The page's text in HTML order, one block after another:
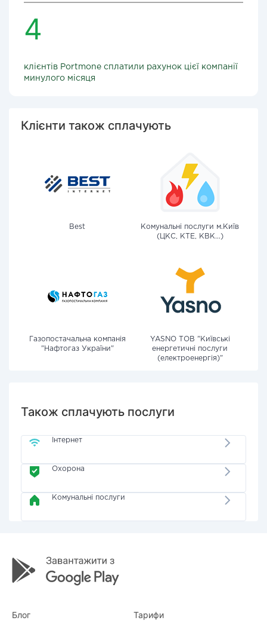
4
клієнтів Portmone сплатили рахунок цієї компанії
минулого місяця
Клієнти також сплачують
Best
Комунальні послуги м.Київ
(ЦКС, КТЕ, КВК...)
Газопостачальна компанія
"Нафтогаз України"
YASNO ТОВ "Київські
енергетичні послуги
(електроенергія)"
Також сплачують послуги
Інтернет
Охорона
Комунальні послуги
Блог Тарифи